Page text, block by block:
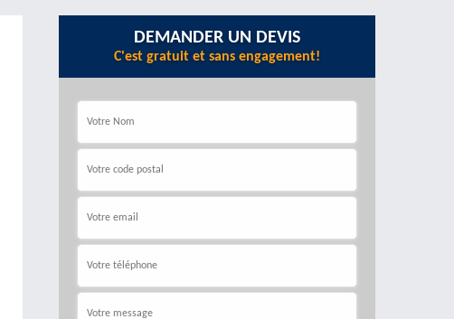
DEMANDER UN DEVIS
C'est gratuit et sans engagement!